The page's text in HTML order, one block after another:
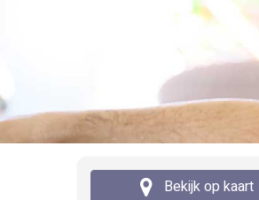
Bekijk op kaart